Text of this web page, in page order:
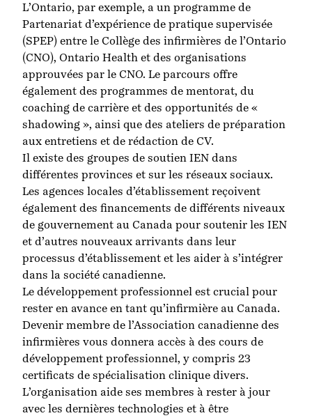
L’Ontario, par exemple, a un programme de
Partenariat d’expérience de pratique supervisée
(SPEP) entre le Collège des infirmières de l’Ontario
(CNO), Ontario Health et des organisations
approuvées par le CNO. Le parcours offre
également des programmes de mentorat, du
coaching de carrière et des opportunités de «
shadowing », ainsi que des ateliers de préparation
aux entretiens et de rédaction de CV.
Il existe des groupes de soutien IEN dans
différentes provinces et sur les réseaux sociaux.
Les agences locales d’établissement reçoivent
également des financements de différents niveaux
de gouvernement au Canada pour soutenir les IEN
et d’autres nouveaux arrivants dans leur
processus d’établissement et les aider à s’intégrer
dans la société canadienne.
Le développement professionnel est crucial pour
rester en avance en tant qu’infirmière au Canada.
Devenir membre de l’Association canadienne des
infirmières vous donnera accès à des cours de
développement professionnel, y compris 23
certificats de spécialisation clinique divers.
L’organisation aide ses membres à rester à jour
avec les dernières technologies et à être